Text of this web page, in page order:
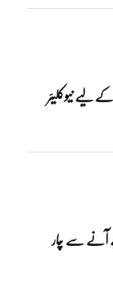
نیوکلیئر
آنے سے چار